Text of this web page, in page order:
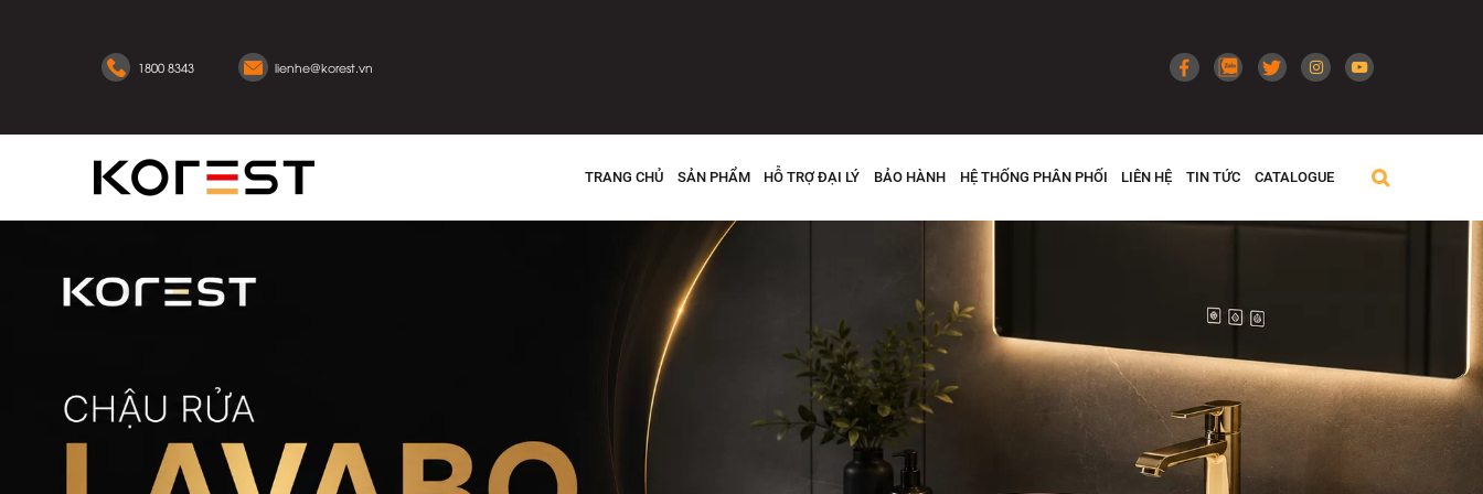
1800 8343 lienhe@korest.vn
TRANG CHỦ SẢN PHẨM HỖ TRỢ ĐẠI LÝ BẢO HÀNH HỆ THỐNG PHÂN PHỐI LIÊN HỆ TIN TỨC CATALOGUE